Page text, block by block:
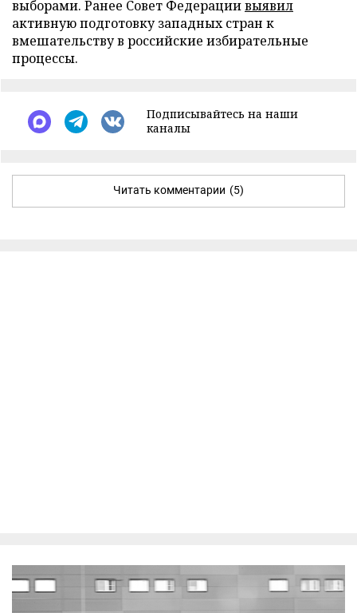
выборами. Ранее Совет Федерациивыявил
активную подготовку западных стран к
вмешательству в российские избирательные
процессы.
Подписывайтесь на наши
каналы
Читать комментарии (5)